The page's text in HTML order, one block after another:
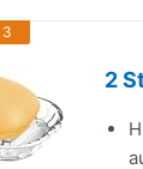
3
2